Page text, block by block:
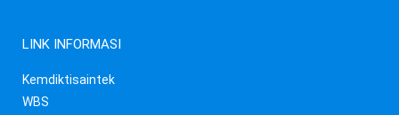
LINK INFORMASI
Kemdiktisaintek
WBS